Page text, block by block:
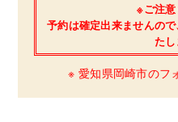
※ご注
予約は確定出来ませんの
たし
※ 愛知県岡崎市のフ